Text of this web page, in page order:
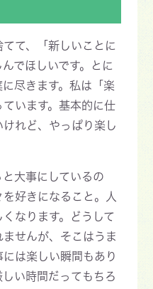
て、「新しいことに
でほしいです。とに
尽きます。私は「楽
います。基本的に仕
れど、やっぱり楽し
大事にしているの
好きになること。人
なります。どうして
せんが、そこはうま
は楽しい瞬間もあり
い時間だってもちろ